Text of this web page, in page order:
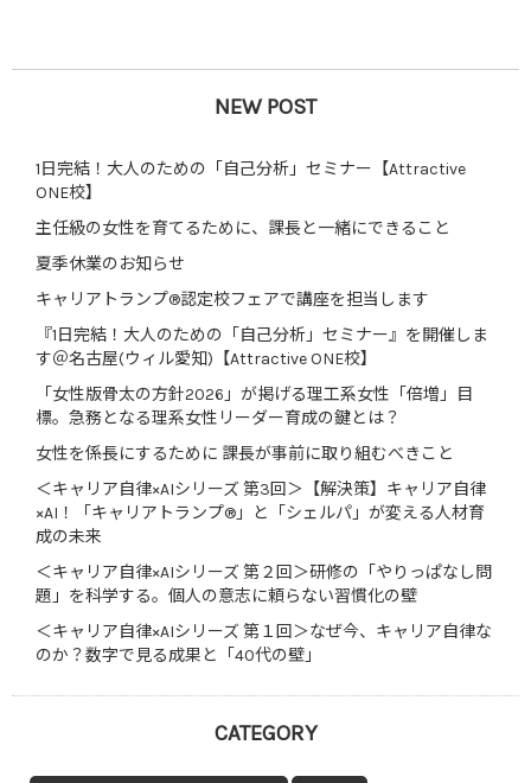
NEW POST
1日完結！大人のための「自己分析」セミナー【Attractive
ONE校】
主任級の女性を育てるために、課長と一緒にできること
夏季休業のお知らせ
キャリアトランプ®認定校フェアで講座を担当します
『1日完結！大人のための「自己分析」セミナー』を開催しま
す＠名古屋(ウィル愛知)【Attractive ONE校】
「女性版骨太の方針2026」が掲げる理工系女性「倍増」目
標。急務となる理系女性リーダー育成の鍵とは？
女性を係長にするために 課長が事前に取り組むべきこと
＜キャリア自律×AIシリーズ 第3回＞【解決策】キャリア自律
×AI！「キャリアトランプ®」と「シェルパ」が変える人材育
成の未来
＜キャリア自律×AIシリーズ 第２回＞研修の「やりっぱなし問
題」を科学する。個人の意志に頼らない習慣化の壁
＜キャリア自律×AIシリーズ 第１回＞なぜ今、キャリア自律な
のか？数字で見る成果と「40代の壁」
CATEGORY